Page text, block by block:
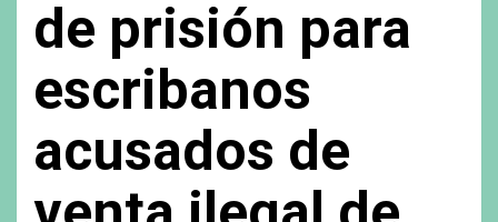
de prisión para
escribanos
acusados de